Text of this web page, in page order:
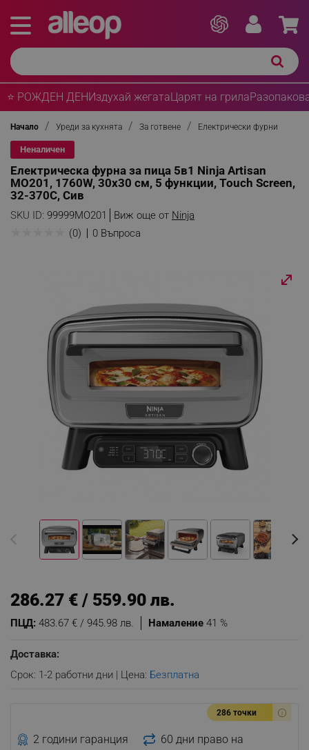
⭐ РОЖДЕН ДЕНИздухай жегатаЦарят на грила
Начало Уреди за кухнята За готвене Електрически фурни
Неналичен
Електрическа фурна за пица 5в1 Ninja Artisan
MO201, 1760W, 30x30 см, 5 функции, Touch Screen,
32-370C, Сив
SKU ID: 99999MO201 Виж още от Ninja
(0) 0 Въпроса
Намаление 41 %
ПЦД: 483.67 € / 945.98 лв.
286.27 € / 559.90 лв.
Доставка:
Срок: 1-2 работни дни | Цена: Безплатна
286 точки
2 години гаранция
60 дни право на